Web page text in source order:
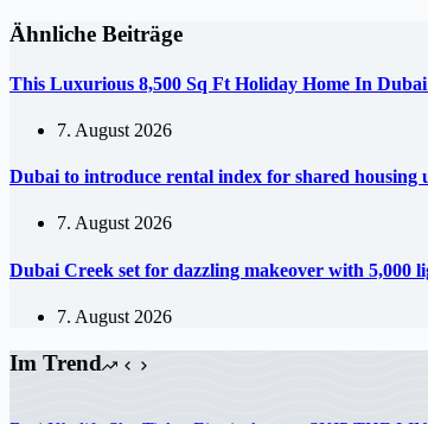
Ähnliche Beiträge
This Luxurious 8,500 Sq Ft Holiday Home In
7. August 2026
Dubai to introduce rental index for shared housing
7. August 2026
Dubai Creek set for dazzling makeover with 5,000
7. August 2026
Im Trend